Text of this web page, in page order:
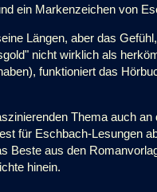
ein Markenzeichen von
Längen, aber das
nicht wirklich als
funktioniert das
Thema auch
für Eschbach-Lesungen
Beste aus den
hinein.